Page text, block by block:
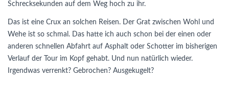
Schrecksekunden auf dem Weg hoch zu ihr.
Das ist eine Crux an solchen Reisen. Der Grat zwischen Wohl und
Wehe ist so schmal. Das hatte ich auch schon bei der einen oder
anderen schnellen Abfahrt auf Asphalt oder Schotter im bisherigen
Verlauf der Tour im Kopf gehabt. Und nun natürlich wieder.
Irgendwas verrenkt? Gebrochen? Ausgekugelt?